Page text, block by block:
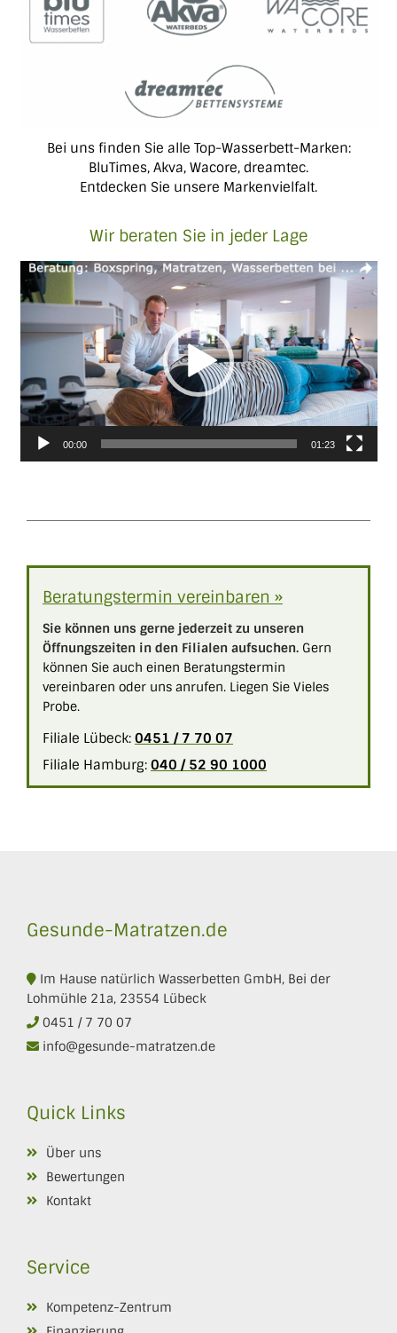
Bei uns finden Sie alle Top-Wasserbett-Marken:
BluTimes, Akva, Wacore, dreamtec.
Entdecken Sie unsere Markenvielfalt.
Wir beraten Sie in jeder Lage
Video-
Player
00:00 01:23
Beratungstermin vereinbaren »
Sie können uns gerne jederzeit zu unseren
Öffnungszeiten in den Filialen aufsuchen. Gern
können Sie auch einen Beratungstermin
vereinbaren oder uns anrufen. Liegen Sie Vieles
Probe.
Filiale Lübeck: 0451 / 7 70 07
Filiale Hamburg: 040 / 52 90 1000
Gesunde-Matratzen.de
Im Hause natürlich Wasserbetten GmbH, Bei der
Lohmühle 21a, 23554 Lübeck
0451 / 7 70 07
info@gesunde-matratzen.de
Quick Links
Über uns
Bewertungen
Kontakt
Service
Kompetenz-Zentrum